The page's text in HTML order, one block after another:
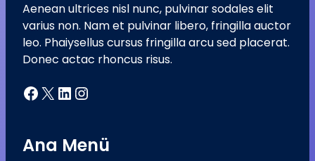
Aenean ultrices nisl nunc, pulvinar sodales elit
varius non. Nam et pulvinar libero, fringilla auctor
leo. Phaiysellus cursus fringilla arcu sed placerat.
Donec actac rhoncus risus.
Facebook X LinkedIn Instagram
Ana Menü